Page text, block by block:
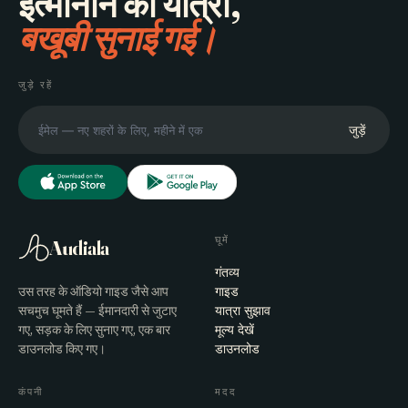
बखूबी सुनाई गई।
जुड़े रहें
जुड़ें
Audiala
उस तरह के ऑडियो गाइड जैसे आप
सचमुच घूमते हैं — ईमानदारी से जुटाए
गए, सड़क के लिए सुनाए गए, एक बार
डाउनलोड किए गए।
घूमें
गंतव्य
गाइड
यात्रा सुझाव
मूल्य देखें
डाउनलोड
कंपनी मदद